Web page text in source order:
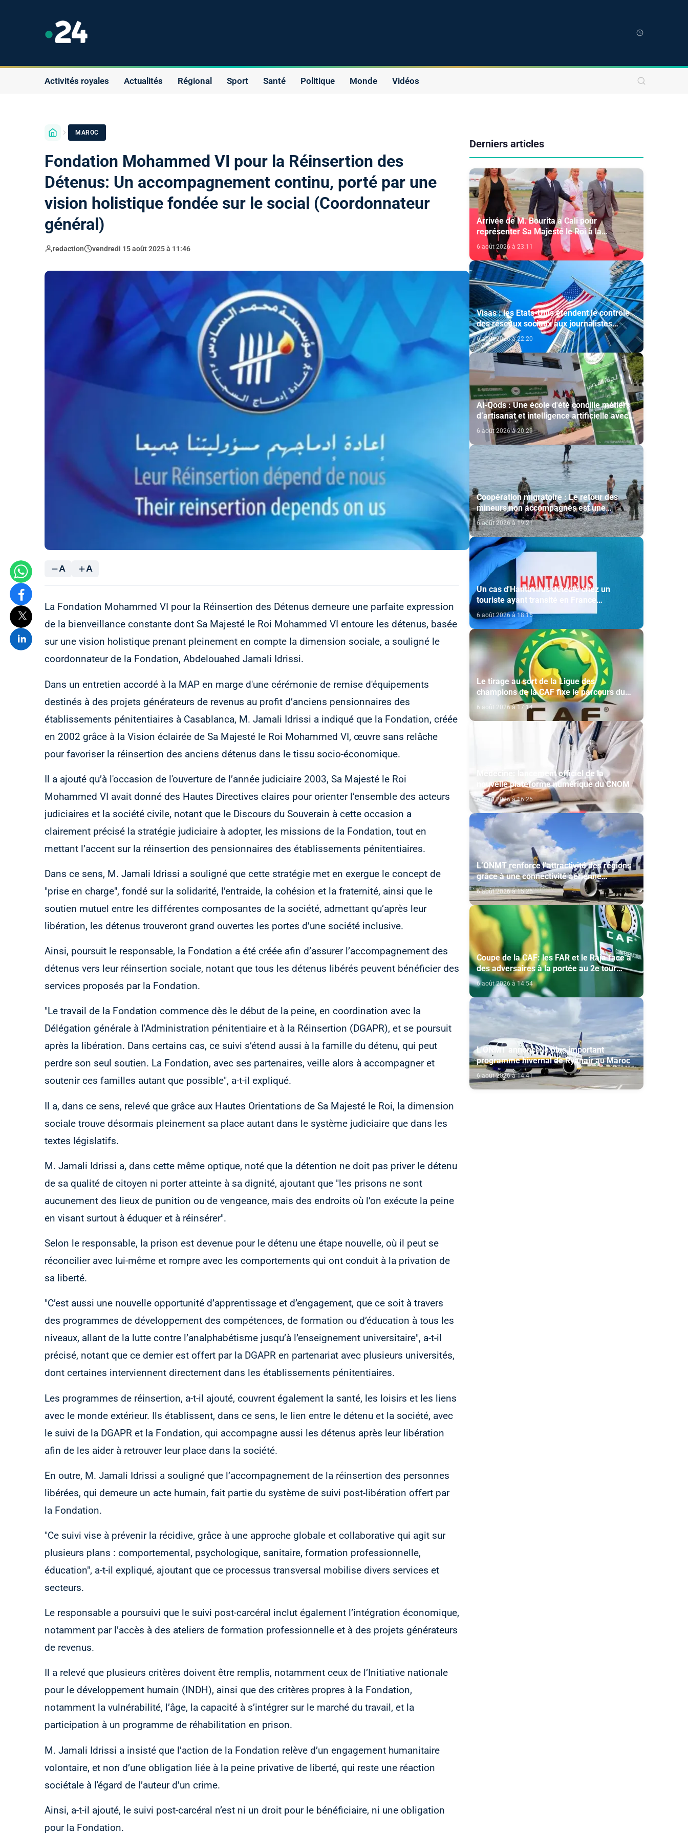
Activités royales Actualités Régional Sport Santé Politique Monde Vidéos
MAROC
Fondation Mohammed VI pour la Réinsertion des
Détenus: Un accompagnement continu, porté par une
vision holistique fondée sur le social (Coordonnateur
général)
redaction vendredi 15 août 2025 à 11:46
A A
La Fondation Mohammed VI pour la Réinsertion des Détenus demeure une parfaite expression
de la bienveillance constante dont Sa Majesté le Roi Mohammed VI entoure les détenus, basée
sur une vision holistique prenant pleinement en compte la dimension sociale, a souligné le
coordonnateur de la Fondation, Abdelouahed Jamali Idrissi.
Dans un entretien accordé à la MAP en marge d'une cérémonie de remise d'équipements
destinés à des projets générateurs de revenus au profit d’anciens pensionnaires des
établissements pénitentiaires à Casablanca, M. Jamali Idrissi a indiqué que la Fondation, créée
en 2002 grâce à la Vision éclairée de Sa Majesté le Roi Mohammed VI, œuvre sans relâche
pour favoriser la réinsertion des anciens détenus dans le tissu socio-économique.
Il a ajouté qu’à l'occasion de l'ouverture de l’année judiciaire 2003, Sa Majesté le Roi
Mohammed VI avait donné des Hautes Directives claires pour orienter l’ensemble des acteurs
judiciaires et la société civile, notant que le Discours du Souverain à cette occasion a
clairement précisé la stratégie judiciaire à adopter, les missions de la Fondation, tout en
mettant l’accent sur la réinsertion des pensionnaires des établissements pénitentiaires.
Dans ce sens, M. Jamali Idrissi a souligné que cette stratégie met en exergue le concept de
"prise en charge", fondé sur la solidarité, l’entraide, la cohésion et la fraternité, ainsi que le
soutien mutuel entre les différentes composantes de la société, admettant qu’après leur
libération, les détenus trouveront grand ouvertes les portes d’une société inclusive.
Ainsi, poursuit le responsable, la Fondation a été créée afin d’assurer l’accompagnement des
détenus vers leur réinsertion sociale, notant que tous les détenus libérés peuvent bénéficier des
services proposés par la Fondation.
"Le travail de la Fondation commence dès le début de la peine, en coordination avec la
Délégation générale à l'Administration pénitentiaire et à la Réinsertion (DGAPR), et se poursuit
après la libération. Dans certains cas, ce suivi s’étend aussi à la famille du détenu, qui peut
perdre son seul soutien. La Fondation, avec ses partenaires, veille alors à accompagner et
soutenir ces familles autant que possible", a-t-il expliqué.
Il a, dans ce sens, relevé que grâce aux Hautes Orientations de Sa Majesté le Roi, la dimension
sociale trouve désormais pleinement sa place autant dans le système judiciaire que dans les
textes législatifs.
M. Jamali Idrissi a, dans cette même optique, noté que la détention ne doit pas priver le détenu
de sa qualité de citoyen ni porter atteinte à sa dignité, ajoutant que "les prisons ne sont
aucunement des lieux de punition ou de vengeance, mais des endroits où l’on exécute la peine
en visant surtout à éduquer et à réinsérer".
Selon le responsable, la prison est devenue pour le détenu une étape nouvelle, où il peut se
réconcilier avec lui-même et rompre avec les comportements qui ont conduit à la privation de
sa liberté.
"C’est aussi une nouvelle opportunité d’apprentissage et d’engagement, que ce soit à travers
des programmes de développement des compétences, de formation ou d’éducation à tous les
niveaux, allant de la lutte contre l’analphabétisme jusqu’à l’enseignement universitaire", a-t-il
précisé, notant que ce dernier est offert par la DGAPR en partenariat avec plusieurs universités,
dont certaines interviennent directement dans les établissements pénitentiaires.
Les programmes de réinsertion, a-t-il ajouté, couvrent également la santé, les loisirs et les liens
avec le monde extérieur. Ils établissent, dans ce sens, le lien entre le détenu et la société, avec
le suivi de la DGAPR et la Fondation, qui accompagne aussi les détenus après leur libération
afin de les aider à retrouver leur place dans la société.
En outre, M. Jamali Idrissi a souligné que l’accompagnement de la réinsertion des personnes
libérées, qui demeure un acte humain, fait partie du système de suivi post-libération offert par
la Fondation.
"Ce suivi vise à prévenir la récidive, grâce à une approche globale et collaborative qui agit sur
plusieurs plans : comportemental, psychologique, sanitaire, formation professionnelle,
éducation", a-t-il expliqué, ajoutant que ce processus transversal mobilise divers services et
secteurs.
Le responsable a poursuivi que le suivi post-carcéral inclut également l’intégration économique,
notamment par l’accès à des ateliers de formation professionnelle et à des projets générateurs
de revenus.
Il a relevé que plusieurs critères doivent être remplis, notamment ceux de l’Initiative nationale
pour le développement humain (INDH), ainsi que des critères propres à la Fondation,
notamment la vulnérabilité, l’âge, la capacité à s’intégrer sur le marché du travail, et la
participation à un programme de réhabilitation en prison.
M. Jamali Idrissi a insisté que l’action de la Fondation relève d’un engagement humanitaire
volontaire, et non d’une obligation liée à la peine privative de liberté, qui reste une réaction
sociétale à l'égard de l’auteur d’un crime.
Ainsi, a-t-il ajouté, le suivi post-carcéral n’est ni un droit pour le bénéficiaire, ni une obligation
pour la Fondation.
Derniers articles
Arrivée de M. Bourita à Cali pour
représenter Sa Majesté le Roi à la
cérémonie d'investiture du nouveau
président colombien
6 août 2026 à 23:11
Visas : les Etats-Unis étendent le contrôle
des réseaux sociaux aux journalistes
étrangers
6 août 2026 à 22:20
Al-Qods : Une école d'été concilie métiers
d’artisanat et intelligence artificielle avec
le soutien de l'Agence Bayt Mal Al-Qods
Acharif
6 août 2026 à 20:29
Coopération migratoire : Le retour des
mineurs non accompagnés est une
question de principe basée sur les Hautes
Instructions Royales (source diplomatique)
6 août 2026 à 19:21
Un cas d'Hantavirus détecté chez un
touriste ayant transité en France
(ministère)
6 août 2026 à 18:15
Le tirage au sort de la Ligue des
champions de la CAF fixe le parcours du
Maghreb de Fès et de la RS Berkane
6 août 2026 à 17:14
Médecine: lancement officiel de la
nouvelle plateforme numérique du CNOM
6 août 2026 à 16:25
L’ONMT renforce l’attractivité des régions
grâce à une connectivité aérienne
historique de Ryanair
6 août 2026 à 15:25
Coupe de la CAF: les FAR et le Raja face à
des adversaires à la portée au 2e tour
préliminaire
6 août 2026 à 14:54
L'ONMT annonce le plus important
programme hivernal de Ryanair au Maroc
6 août 2026 à 14:41